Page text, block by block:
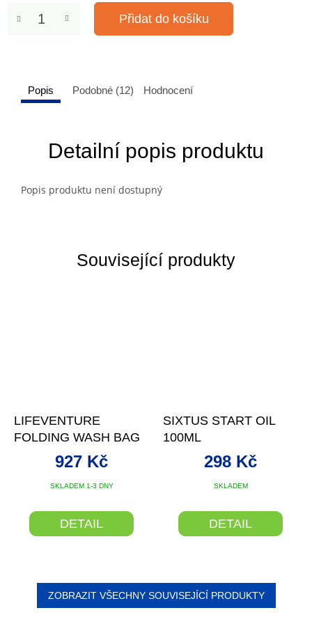
Přidat do košíku
Související produkty
LIFEVENTURE
FOLDING WASH BAG
SKLADEM 1-3 DNY
927 Kč
DETAIL
SIXTUS START OIL
100ML
SKLADEM
298 Kč
DETAIL
ZOBRAZIT VŠECHNY SOUVISEJÍCÍ PRODUKTY
Popis Podobné (12) Hodnocení
Detailní popis produktu
Popis produktu není dostupný